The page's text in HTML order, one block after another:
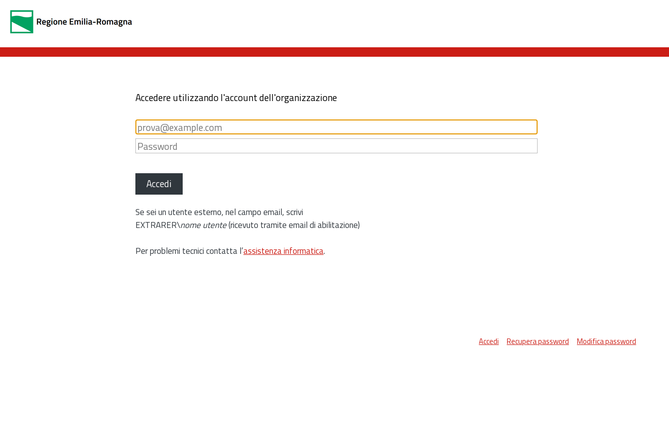
Accedere utilizzando l'account dell'organizzazione
Accedi
Se sei un utente esterno, nel campo email, scrivi
EXTRARER\nome utente(ricevuto tramite email di abilitazione)
Per problemi tecnici contatta l’assistenza informatica.
Accedi Recupera password Modifica password